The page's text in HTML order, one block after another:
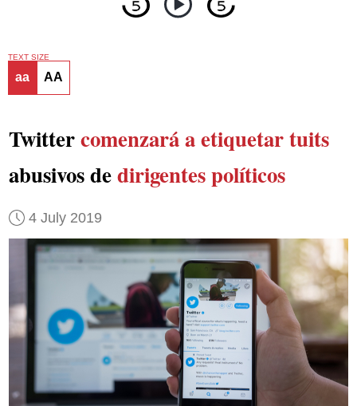
TEXT SIZE
aa AA
Twittercomenzará a etiquetar tuits
abusivos dedirigentes políticos
4 July 2019